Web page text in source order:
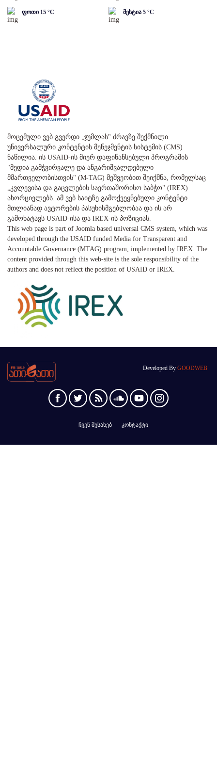
ფოთი 15 °C მესტია 5 °C
მოცემული ვებ გვერდი „ჯუმლას" ძრავზე შექმნილი
უნივერსალური კონტენტის მენეჯმენტის სისტემის (CMS)
ნაწილია. ის USAID-ის მიერ დაფინანსებული პროგრამის
"მედია გამჭვირვალე და ანგარიშვალდებული
მმართველობისთვის" (M-TAG) მეშვეობით შეიქმნა, რომელსაც
„კვლევისა და გაცვლების საერთაშორისო საბჭო" (IREX)
ახორციელებს. ამ ვებ საიტზე გამოქვეყნებული კონტენტი
მთლიანად ავტორების პასუხისმგებლობაა და ის არ
გამოხატავს USAID-ისა და IREX-ის პოზიციას.
This web page is part of Joomla based universal CMS system, which was
developed through the USAID funded Media for Transparent and
Accountable Governance (MTAG) program, implemented by IREX. The
content provided through this web-site is the sole responsibility of the
authors and does not reflect the position of USAID or IREX.
Developed By GOODWEB
ჩვენ შესახებ კონტაქტი